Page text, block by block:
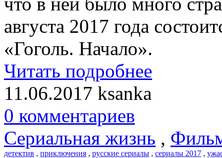
августа 2017 года
«Гоголь. Начало».
Читать подробнее
11.06.2017 ksanka
0 комментариев
Сериальная жизнь ,
детектив , приключения , русские сериалы , сериалы 2017 ,